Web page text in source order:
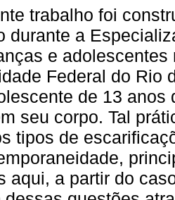
trabalho foi
durante a
e
Federal do Rio
de 13
seu corpo. Tal
tipos de
aqui, a partir do